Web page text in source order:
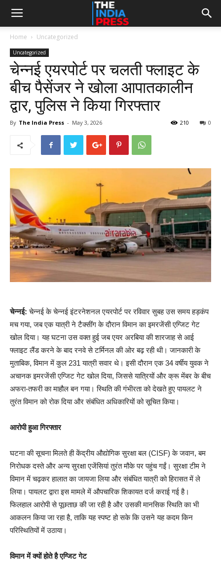
Home Uncategorized
Uncategorized
चेन्नई एयरपोर्ट पर चलती फ्लाइट के
बीच पैसेंजर ने खोला आपातकालीन
द्वार, पुलिस ने किया गिरफ्तार
By The India Press - May 3, 2026 0
210
चेन्नई: चेन्नई के चेन्नई इंटरनेशनल एयरपोर्ट पर रविवार सुबह उस समय हड़कंप
मच गया, जब एक यात्री ने टैक्सींग के दौरान विमान का इमरजेंसी एग्जिट गेट
खोल दिया। यह घटना उस वक्त हुई जब एयर अरबिया की शारजाह से आई
फ्लाइट लैंड करने के बाद रनवे से टर्मिनल की ओर बढ़ रही थी। जानकारी के
मुताबिक, विमान में कुल 231 यात्री सवार थे। इसी दौरान एक 34 वर्षीय युवक ने
अचानक इमरजेंसी एग्जिट गेट खोल दिया, जिससे यात्रियों और क्रू मेंबर के बीच
अफरा-तफरी का माहौल बन गया। स्थिति की गंभीरता को देखते हुए पायलट ने
तुरंत विमान को रोक दिया और संबंधित अधिकारियों को सूचित किया।
आरोपी हुआ गिरफ्तार
घटना की सूचना मिलते ही केंद्रीय औद्योगिक सुरक्षा बल (CISF) के जवान, बम
निरोधक दस्ते और अन्य सुरक्षा एजेंसियां तुरंत मौके पर पहुंच गईं। सुरक्षा टीम ने
विमान में चढ़कर हालात का जायजा लिया और संबंधित यात्री को हिरासत में ले
लिया। पायलट द्वारा इस मामले में औपचारिक शिकायत दर्ज कराई गई है।
फिलहाल आरोपी से पूछताछ की जा रही है और उसकी मानसिक स्थिति का भी
आकलन किया जा रहा है, ताकि यह स्पष्ट हो सके कि उसने यह कदम किन
परिस्थितियों में उठाया।
विमान में क्यों होते है एग्जिट गेट